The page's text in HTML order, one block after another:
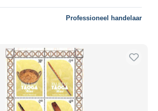
Professioneel handelaar